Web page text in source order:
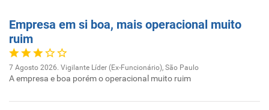
Empresa em si boa, mais operacional muito
ruim
7 Agosto 2026. Vigilante Líder (Ex-Funcionário), São Paulo
A empresa e boa porém o operacional muito ruim